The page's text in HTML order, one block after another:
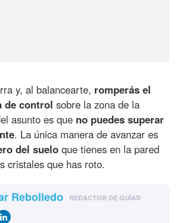
y, al balancearte, romperás el
de control sobre la zona de la
asunto es que no puedes superar
. La única manera de avanzar es
del suelo que tienes en la pared
cristales que has roto.
Rebolledo REDACTOR DE GUÍAS